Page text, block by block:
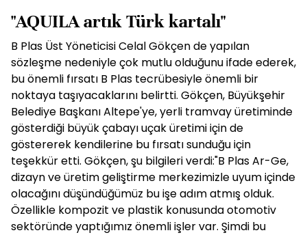
"AQUILA artık Türk kartalı"
B Plas Üst Yöneticisi Celal Gökçen de yapılan
sözleşme nedeniyle çok mutlu olduğunu ifade ederek,
bu önemli fırsatı B Plas tecrübesiyle önemli bir
noktaya taşıyacaklarını belirtti. Gökçen, Büyükşehir
Belediye Başkanı Altepe'ye, yerli tramvay üretiminde
gösterdiği büyük çabayı uçak üretimi için de
göstererek kendilerine bu fırsatı sunduğu için
teşekkür etti. Gökçen, şu bilgileri verdi:"B Plas Ar-Ge,
dizayn ve üretim geliştirme merkezimizle uyum içinde
olacağını düşündüğümüz bu işe adım atmış olduk.
Özellikle kompozit ve plastik konusunda otomotiv
sektöründe yaptığımız önemli işler var. Şimdi bu